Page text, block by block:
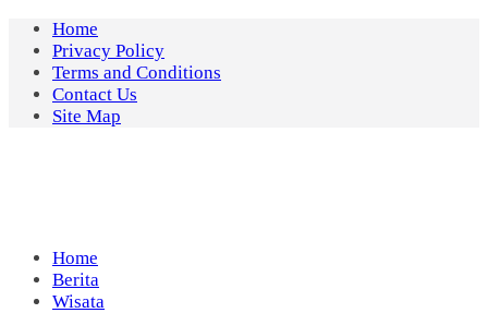
Skip
content
Home
Privacy Policy
Terms and Conditions
Contact Us
Site Map
Home
Berita
Wisata